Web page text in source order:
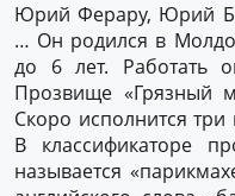
Юрий Ферару, Юрий
… Он родился в
до 6 лет. Работать
Прозвище «Грязный
Скоро исполнится
В классификаторе
называется